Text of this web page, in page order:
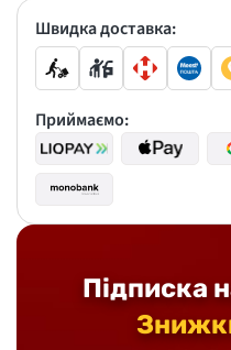
Підписка
Швидка доставка:
Приймаємо: